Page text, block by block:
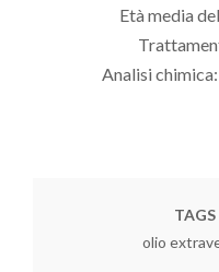
Età media
Analisi
olio